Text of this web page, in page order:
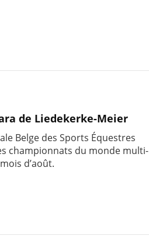
de Liedekerke-Meier
Belge des Sports Équestres
championnats du monde multi-
d’août.